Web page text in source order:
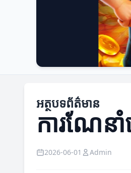
អត្ថបទព័ត៌មាន
ការណែន
2026-06-01 Admin